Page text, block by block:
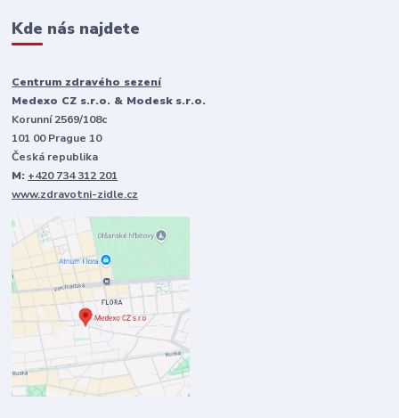
Kde nás najdete
Centrum zdravého sezení
Medexo CZ s.r.o. & Modesk s.r.o.
Korunní 2569/108c
101 00 Prague 10
Česká republika
M: +420 734 312 201
www.zdravotni-zidle.cz